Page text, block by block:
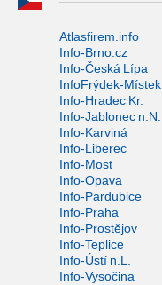
Atlasfirem.info
Info-Brno.cz
Info-Česká Lípa
InfoFrýdek-Místek
Info-Hradec Kr.
Info-Jablonec n.N.
Info-Karviná
Info-Liberec
Info-Most
Info-Opava
Info-Pardubice
Info-Praha
Info-Prostějov
Info-Teplice
Info-Ústí n.L.
Info-Vysočina